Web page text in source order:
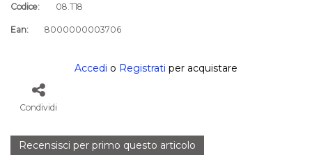
Codice: 08.T18
Ean: 8000000003706
Accedi o Registrati per acquistare
Condividi
Recensisci per primo questo articolo